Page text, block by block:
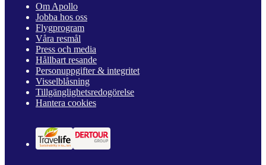
Om Apollo
Jobba hos oss
Flygprogram
Våra resmål
Press och media
Hållbart resande
Personuppgifter & integritet
Visselblåsning
Tillgänglighetsredogörelse
Hantera cookies